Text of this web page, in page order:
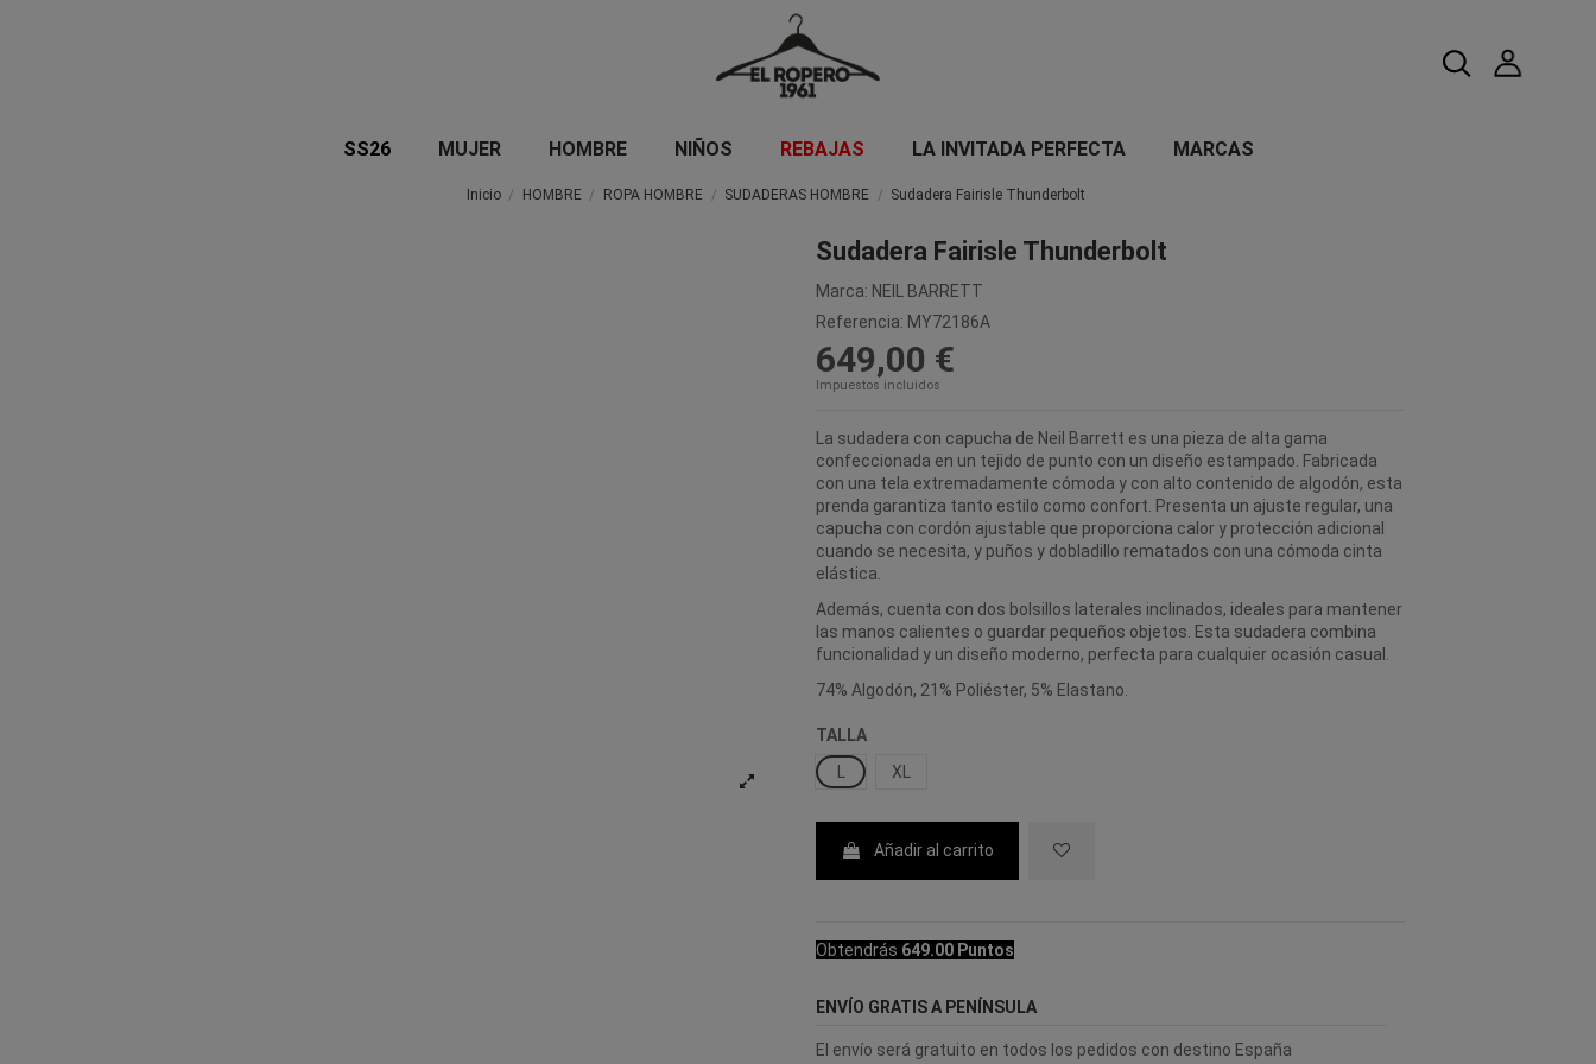
SS26 MUJER HOMBRE NIÑOS REBAJAS LA INVITADA PERFECTA MARCAS
Inicio HOMBRE ROPA HOMBRE SUDADERAS HOMBRE Sudadera Fairisle Thunderbolt
Sudadera Fairisle Thunderbolt
Marca: NEIL BARRETT
Referencia: MY72186A
649,00 €
Impuestos incluidos
La sudadera con capucha de Neil Barrett es una pieza de alta gama
confeccionada en un tejido de punto con un diseño estampado. Fabricada
con una tela extremadamente cómoda y con alto contenido de algodón, esta
prenda garantiza tanto estilo como confort. Presenta un ajuste regular, una
capucha con cordón ajustable que proporciona calor y protección adicional
cuando se necesita, y puños y dobladillo rematados con una cómoda cinta
elástica.
Además, cuenta con dos bolsillos laterales inclinados, ideales para mantener
las manos calientes o guardar pequeños objetos. Esta sudadera combina
funcionalidad y un diseño moderno, perfecta para cualquier ocasión casual.
74% Algodón, 21% Poliéster, 5% Elastano.
TALLA
L
XL
Añadir al carrito
Obtendrás 649.00 Puntos
ENVÍO GRATIS A PENÍNSULA
El envío será gratuito en todos los pedidos con destino España